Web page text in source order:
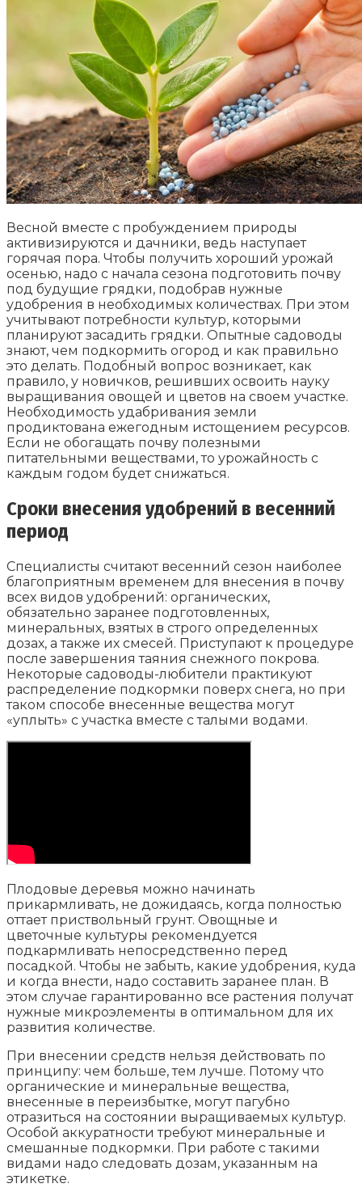
Весной вместе с пробуждением природы
активизируются и дачники, ведь наступает
горячая пора. Чтобы получить хороший урожай
осенью, надо с начала сезона подготовить почву
под будущие грядки, подобрав нужные
удобрения в необходимых количествах. При этом
учитывают потребности культур, которыми
планируют засадить грядки. Опытные садоводы
знают, чем подкормить огород и как правильно
это делать. Подобный вопрос возникает, как
правило, у новичков, решивших освоить науку
выращивания овощей и цветов на своем участке.
Необходимость удабривания земли
продиктована ежегодным истощением ресурсов.
Если не обогащать почву полезными
питательными веществами, то урожайность с
каждым годом будет снижаться.
Сроки внесения удобрений в весенний
период
Специалисты считают весенний сезон наиболее
благоприятным временем для внесения в почву
всех видов удобрений: органических,
обязательно заранее подготовленных,
минеральных, взятых в строго определенных
дозах, а также их смесей. Приступают к процедуре
после завершения таяния снежного покрова.
Некоторые садоводы-любители практикуют
распределение подкормки поверх снега, но при
таком способе внесенные вещества могут
«уплыть» с участка вместе с талыми водами.
Плодовые деревья можно начинать
прикармливать, не дожидаясь, когда полностью
оттает приствольный грунт. Овощные и
цветочные культуры рекомендуется
подкармливать непосредственно перед
посадкой. Чтобы не забыть, какие удобрения, куда
и когда внести, надо составить заранее план. В
этом случае гарантированно все растения получат
нужные микроэлементы в оптимальном для их
развития количестве.
При внесении средств нельзя действовать по
принципу: чем больше, тем лучше. Потому что
органические и минеральные вещества,
внесенные в переизбытке, могут пагубно
отразиться на состоянии выращиваемых культур.
Особой аккуратности требуют минеральные и
смешанные подкормки. При работе с такими
видами надо следовать дозам, указанным на
этикетке.